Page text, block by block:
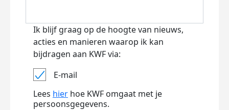
Ik blijf graag op de hoogte van nieuws,
acties en manieren waarop ik kan
bijdragen aan KWF via:
E-mail
Lees hier hoe KWF omgaat met je
persoonsgegevens.